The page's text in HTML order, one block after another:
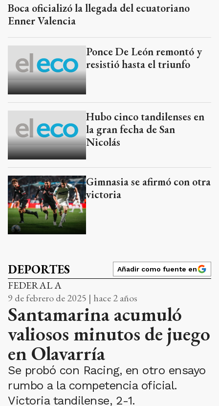
Boca oficializó la llegada del ecuatoriano
Enner Valencia
Ponce De León remontó y
resistió hasta el triunfo
Hubo cinco tandilenses en
la gran fecha de San
Nicolás
Gimnasia se afirmó con otra
victoria
DEPORTES Añadir como fuente en
FEDERAL A
9 de febrero de 2025 | hace 2 años
Santamarina acumuló
valiosos minutos de juego
en Olavarría
Se probó con Racing, en otro ensayo
rumbo a la competencia oficial.
Victoria tandilense, 2-1.